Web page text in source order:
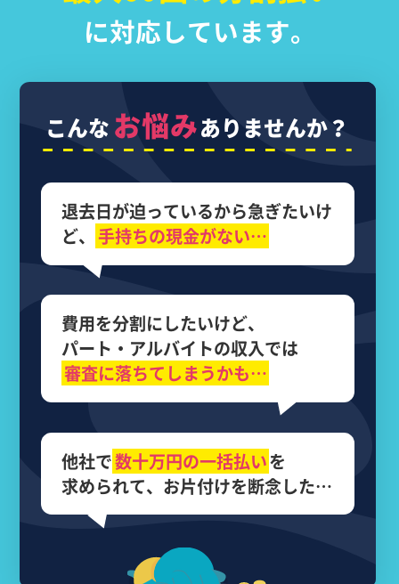
に対応しています。
こんなお悩みありませんか？
退去日が迫っているから急ぎたいけ
ど、 手持ちの現金がない…
費用を分割にしたいけど、
パート・アルバイトの収入では
審査に落ちてしまうかも…
他社で数十万円の一括払いを
求められて、 お片付けを断念した…